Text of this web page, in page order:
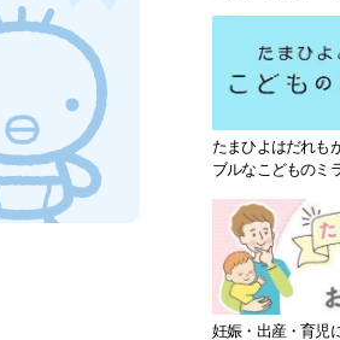
たまひよはだれも
ブルなこどものミ
妊娠・出産・育児